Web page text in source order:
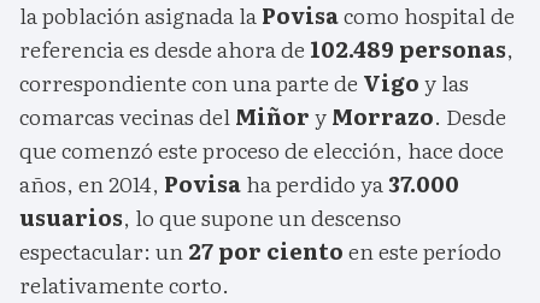
la población asignada laPovisacomo hospital de
referencia es desde ahora de 102.489 personas,
correspondiente con una parte de Vigoy las
comarcas vecinas delMiñoryMorrazo. Desde
que comenzó este proceso de elección, hace doce
años, en 2014, Povisaha perdido ya37.000
usuarios, lo que supone un descenso
espectacular: un27 por cientoen este período
relativamente corto.